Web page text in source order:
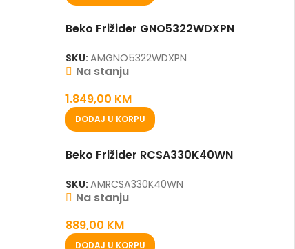
Beko Frižider GNO5322WDXPN
SKU: AMGNO5322WDXPN
Na stanju
1.849,00 KM
DODAJ U KORPU
Beko Frižider RCSA330K40WN
SKU: AMRCSA330K40WN
Na stanju
889,00 KM
DODAJ U KORPU